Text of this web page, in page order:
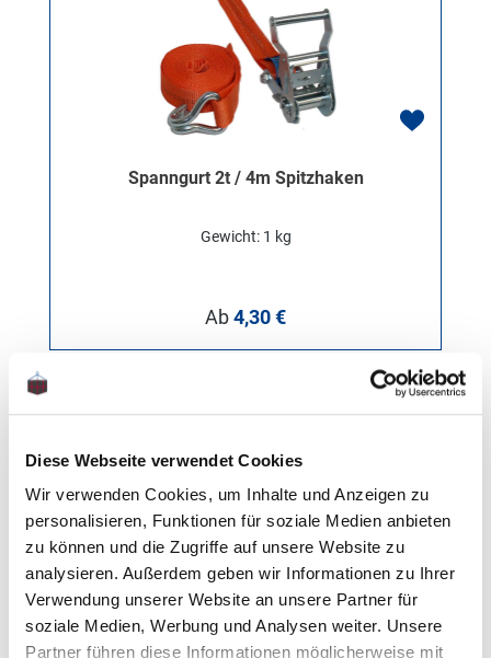
Diese Webseite verwendet Cookies
Wir verwenden Cookies, um Inhalte und Anzeigen zu
personalisieren, Funktionen für soziale Medien anbieten
zu können und die Zugriffe auf unsere Website zu
analysieren. Außerdem geben wir Informationen zu Ihrer
Verwendung unserer Website an unsere Partner für
soziale Medien, Werbung und Analysen weiter. Unsere
Partner führen diese Informationen möglicherweise mit
Spanngurt 2t / 4m Spitzhaken
Gewicht: 1 kg
Regulärer Preis:
Ab4,30 €